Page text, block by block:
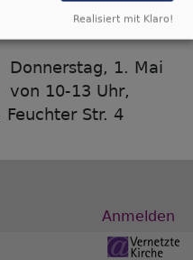
Röthenbach
Donnerstag, 1. Mai
von 10-13 Uhr,
Feuchter Str. 4
Anmelden
Realisiert mit Klaro!